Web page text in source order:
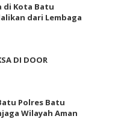
di Kota Batu
dari Lembaga
DI DOOR
Polres Batu
Wilayah Aman